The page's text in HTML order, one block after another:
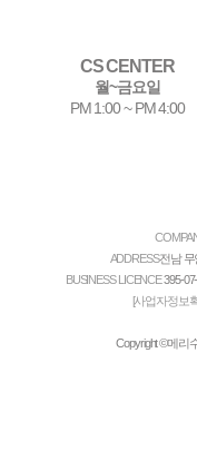
CS CENTER
월~금요일
PM 1:00 ~ PM 4:00
ADDRESS전남 무
BUSINESS LICENCE395-
[사업자정보
Copyright ©메리